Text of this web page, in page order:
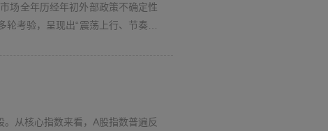
场全年历经年初外部政策不确定性
考验，呈现出“震荡上行、节奏分
从核心指数来看，A股指数普遍反